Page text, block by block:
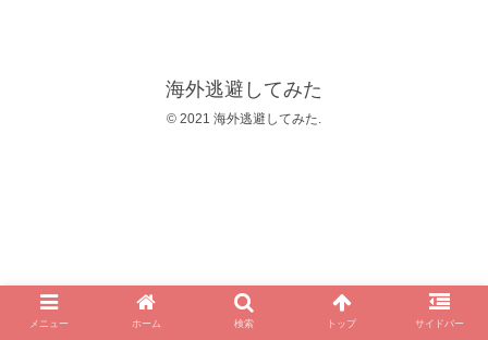
海外逃避してみた
© 2021 海外逃避してみた.
メニュー ホーム 検索 トップ サイドバー